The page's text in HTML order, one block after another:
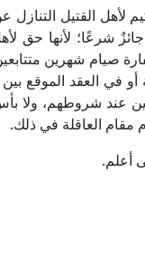
لأهل القتيل التنازل
شرعًا؛ لأنها حق
صيام شهرين
أو في العقد
عند شروطهم، ولا
مقام العاقلة في ذلك.
أعلم.